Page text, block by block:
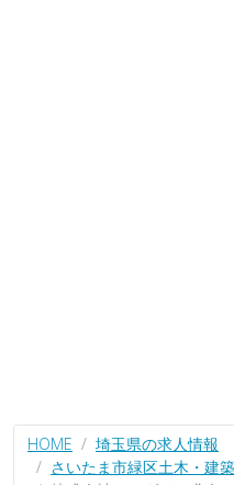
HOME
埼玉県の求人情報
さいたま市緑区土木・建